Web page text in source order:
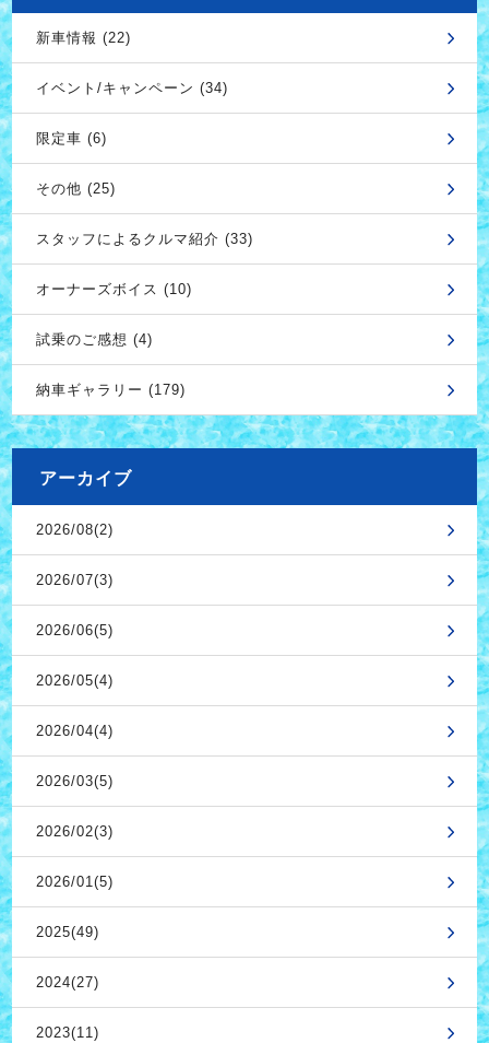
新車情報 (22)
イベント/キャンペーン (34)
限定車 (6)
その他 (25)
スタッフによるクルマ紹介 (33)
オーナーズボイス (10)
試乗のご感想 (4)
納車ギャラリー (179)
アーカイブ
2026/08(2)
2026/07(3)
2026/06(5)
2026/05(4)
2026/04(4)
2026/03(5)
2026/02(3)
2026/01(5)
2025(49)
2024(27)
2023(11)